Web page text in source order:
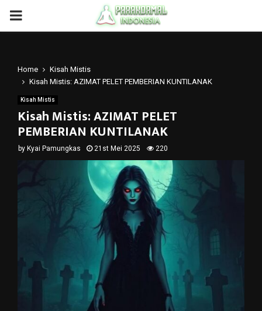
PRIMARY
Home
Kisah Mistis
Kisah Mistis: AZIMAT PELET PEMBERIAN KUNTILANAK
Kisah Mistis
Kisah Mistis: AZIMAT PELET
PEMBERIAN KUNTILANAK
by Kyai Pamungkas 21st Mei 2025 220